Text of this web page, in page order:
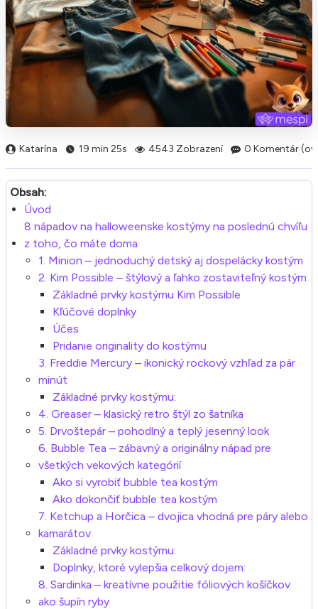
Katarína 19 min 25s 4543 Zobrazení 0 Komentár
Obsah:
Úvod
8 nápadov na halloweenske kostýmy na poslednú chvíľu
z toho, čo máte doma
1. Minion – jednoduchý detský aj dospelácky kostým
2. Kim Possible – štýlový a ľahko zostaviteľný kostým
Základné prvky kostýmu Kim Possible
Kľúčové doplnky
Účes
Pridanie originality do kostýmu
3. Freddie Mercury – ikonický rockový vzhľad za pár
minút
Základné prvky kostýmu:
4. Greaser – klasický retro štýl zo šatníka
5. Drvoštepár – pohodlný a teplý jesenný look
6. Bubble Tea – zábavný a originálny nápad pre
všetkých vekových kategórií
Ako si vyrobiť bubble tea kostým
Ako dokončiť bubble tea kostým
7. Ketchup a Horčica – dvojica vhodná pre páry alebo
kamarátov
Základné prvky kostýmu:
Doplnky, ktoré vylepšia celkový dojem:
8. Sardinka – kreatívne použitie fóliových košíčkov
ako šupín ryby